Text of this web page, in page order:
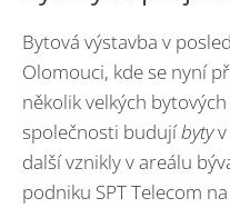
Bytová výstavba v
Olomouci, kde se nyní
několik velkých
společnosti budujíbytyv
další vznikly v areálu
podniku SPT Telecom